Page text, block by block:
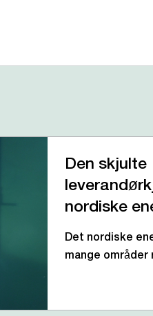
Den skjulte
nordiske
Det nordiske
mange